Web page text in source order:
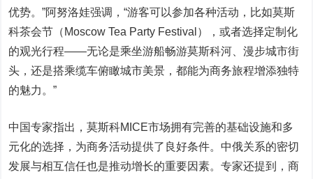
优势。”阿努洛娃强调，“游客可以参加各种活动，比如莫斯
科茶会节（Moscow Tea Party Festival），或者选择定制化
的观光行程——无论是乘坐游船畅游莫斯科河、漫步城市街
头，还是搭乘缆车俯瞰城市美景，都能为商务旅程增添独特
的魅力。”
中国专家指出，莫斯科MICE市场拥有完善的基础设施和多
元化的选择，为商务活动提供了良好条件。中俄关系的密切
发展与相互信任也是推动增长的重要因素。专家还提到，商